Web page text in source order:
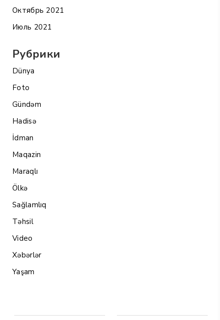
Октябрь 2021
Июль 2021
Рубрики
Dünya
Foto
Gündəm
Hadisə
İdman
Maqazin
Maraqlı
Ölkə
Sağlamlıq
Təhsil
Video
Xəbərlər
Yaşam